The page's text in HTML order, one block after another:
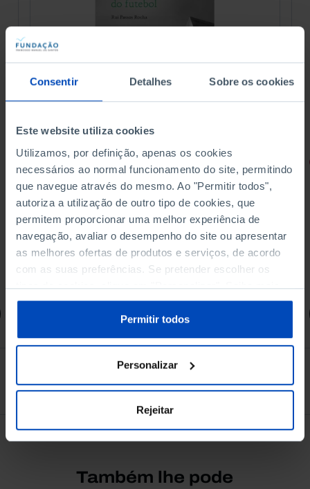
Consentir Detalhes Sobre os cookies
Este website utiliza cookies
Utilizamos, por definição, apenas os cookies
necessários ao normal funcionamento do site, permitindo
que navegue através do mesmo. Ao "Permitir todos",
autoriza a utilização de outro tipo de cookies, que
permitem proporcionar uma melhor experiência de
navegação, avaliar o desempenho do site ou apresentar
as melhores ofertas de produtos e serviços, de acordo
com as suas preferências. Se pretender escolher os
tipos de cookies, clique em "Personalizar". Saiba mais
sobre cookies através da gestão de preferências ou da
Política de Cookies.
Permitir todos
Personalizar
Rejeitar
Promessas do Futebol
4,50 € 5,00 € -10%
Comprar
Ver todos
Também lhe pode